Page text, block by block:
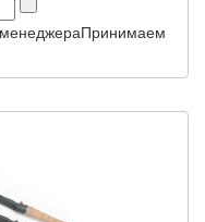
менеджераПринимаем